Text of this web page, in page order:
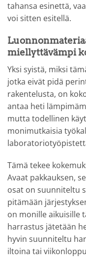
tahansa esinettä,
voi sitten esitellä.
miellyttävämpi
Yksi syistä, miksi
jotka eivät pidä
rakentelusta, on
antaa heti
mutta todellinen
monimutkaisia
Tämä tekee
Avaat pakkauksen,
osat on suunniteltu
pitämään
on monille aikuisille
harrastus jätetään
hyvin suunniteltu
iltoina tai